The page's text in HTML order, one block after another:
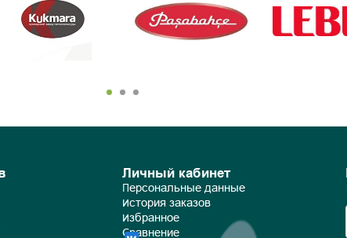
Личный кабинет
Персональные данные
История заказов
Избранное
Сравнение